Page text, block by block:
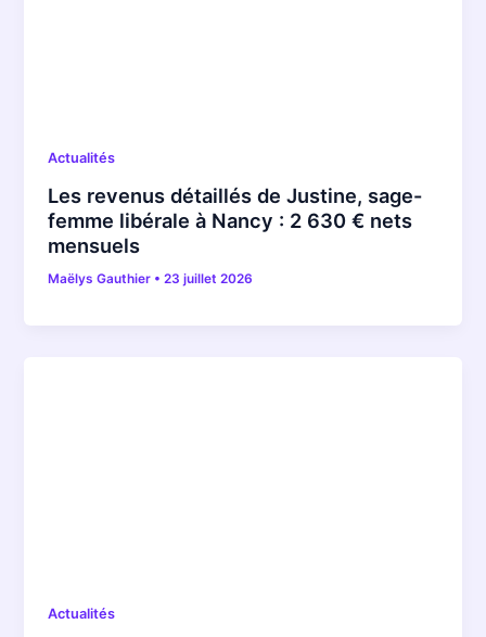
Actualités
Les revenus détaillés de Justine, sage-
femme libérale à Nancy : 2 630 € nets
mensuels
Maëlys Gauthier •23 juillet 2026
Actualités